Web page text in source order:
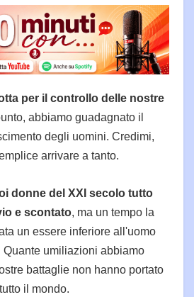
per il controllo delle nostre
abbiamo guadagnato il
degli uomini. Credimi,
arrivare a tanto.
donne del XXI secolo tutto
e scontato, ma un tempo la
un essere inferiore all'uomo
Quante umiliazioni abbiamo
battaglie non hanno portato
il mondo.